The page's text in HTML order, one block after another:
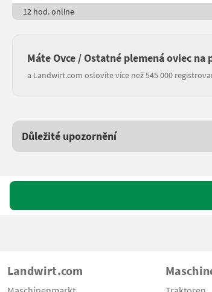
12 hod. online
Máte Ovce / Ostatné plemená oviec na
a Landwirt.com oslovíte více než 545 000
Důležité upozornění
Landwirt.com